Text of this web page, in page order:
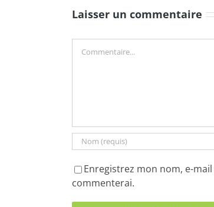
Laisser un commentaire
Enregistrez mon nom, e-
commenterai.